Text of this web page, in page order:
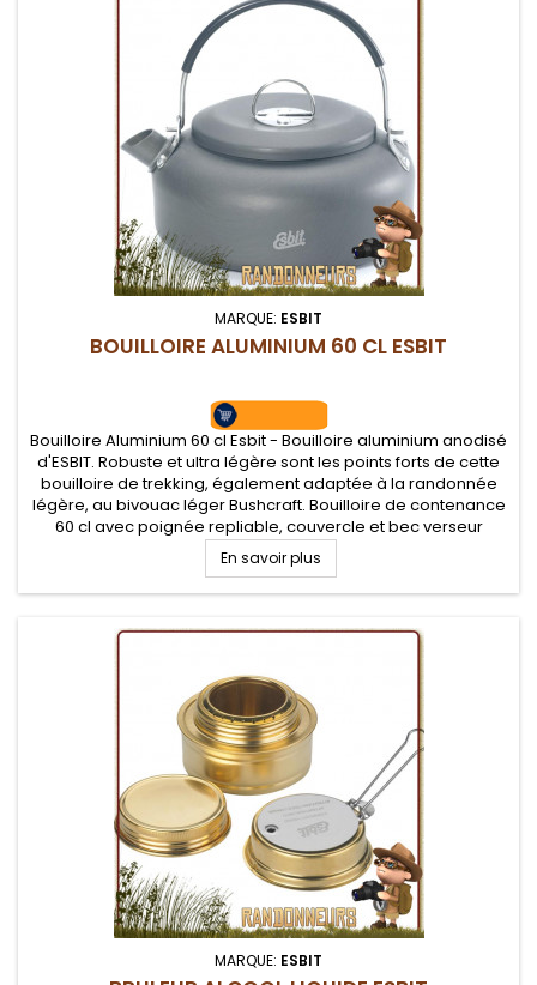
MARQUE: ESBIT
BOUILLOIRE ALUMINIUM 60 CL ESBIT
Bouilloire Aluminium 60 cl Esbit - Bouilloire aluminium anodisé
d'ESBIT. Robuste et ultra légère sont les points forts de cette
bouilloire de trekking, également adaptée à la randonnée
légère, au bivouac léger Bushcraft. Bouilloire de contenance
60 cl avec poignée repliable, couvercle et bec verseur
En savoir plus
MARQUE: ESBIT